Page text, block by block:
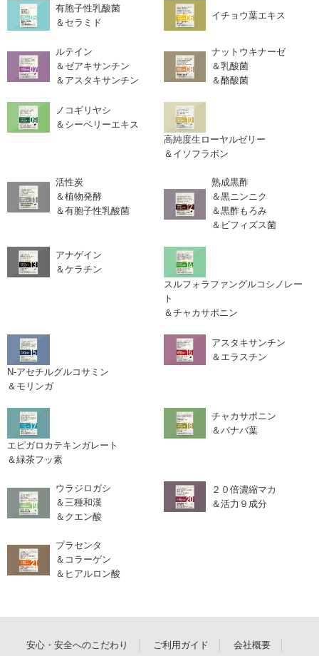
有胞子性乳酸菌
＆セラミド
イチョウ葉エキス
ルテイン
＆ゼアキサンチン
＆アスタキサンチン
ナットウキナーゼ
＆乳酸菌
＆酪酸菌
ノコギリヤシ
＆シーベリーエキス
高純度生ローヤルゼリー
＆イソフラボン
活性炭
＆植物発酵
＆有胞子性乳酸菌
熟成黒酢
＆黒ニンニク
＆黒酢もろみ
＆ビフィズス菌
アナゲイン
＆ケラチン
スルフォラファングルコシノレー
ト
＆チャカサポニン
N-アセチルグルコサミン
＆モリンガ
アスタキサンチン
＆エラスチン
エピガロカテキンガレート
＆緑茶フッ素
チャカサポニン
＆バナバ葉
ウラジロガシ
＆三種和漢
＆クエン酸
２０倍濃縮マカ
＆活力９成分
プラセンタ
＆コラーゲン
＆ヒアルロン酸
安心・安全へのこだわり ご利用ガイド 会社概要